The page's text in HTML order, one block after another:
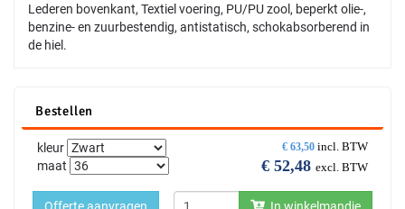
Lederen bovenkant, Textiel voering, PU/PU zool, beperkt olie-,
benzine- en zuurbestendig, antistatisch, schokabsorberend in
de hiel.
Bestellen
€ 63,50 incl. BTW
€ 52,48 excl. BTW
kleur
maat